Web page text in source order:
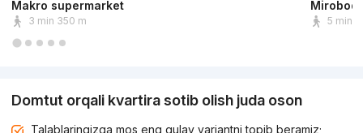
Makro supermarket
3 min 350 m
Mirobod
5 min
Domtut orqali kvartira sotib olish juda oson
Talablaringizga mos eng qulay variantni topib beramiz;